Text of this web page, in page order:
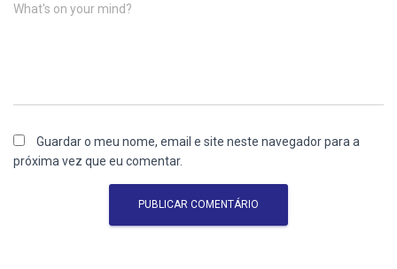
What's on your mind?
Guardar o meu nome, email e site neste navegador para a
próxima vez que eu comentar.